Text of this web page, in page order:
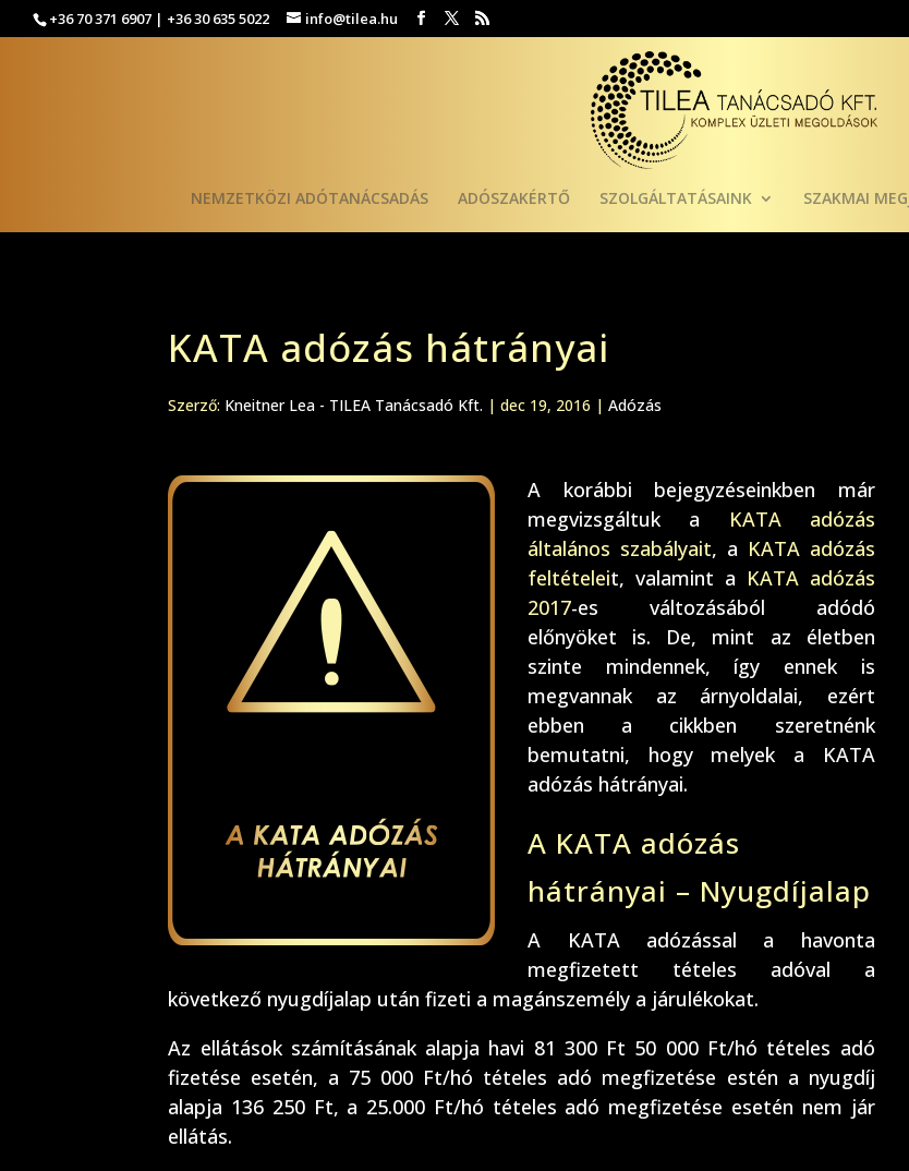
+36 70 371 6907 | +36 30 635 5022 info@tilea.hu
NEMZETKÖZI ADÓTANÁCSADÁS ADÓSZAKÉRTŐ SZOLGÁLTATÁSAINK SZAKMAI
KATA adózás hátrányai
Szerző: Kneitner Lea - TILEA Tanácsadó Kft. |dec 19, 2016 |Adózás
A korábbi bejegyzéseinkben már
megvizsgáltuk a
KATA adózás
általános szabályait, a KATA adózás
feltételeit, valamint a KATA adózás
2017-es változásából adódó
előnyöket is. De, mint az életben
szinte mindennek, így ennek is
megvannak az árnyoldalai, ezért
ebben a cikkben szeretnénk
bemutatni, hogy melyek a KATA
adózás hátrányai.
A KATA adózás
hátrányai – Nyugdíjalap
A KATA adózással a havonta
megfizetett tételes adóval a
következő nyugdíjalap után fizeti a magánszemély a járulékokat.
Az ellátások számításának alapja havi 81 300 Ft 50 000 Ft/hó tételes adó
fizetése esetén, a 75 000 Ft/hó tételes adó megfizetése estén a nyugdíj
alapja 136 250 Ft, a 25.000 Ft/hó tételes adó megfizetése esetén nem jár
ellátás.